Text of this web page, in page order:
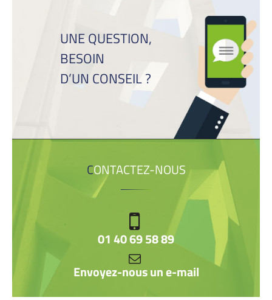
UNE QUESTION,
BESOIN
D’UN CONSEIL ?
CONTACTEZ-NOUS
01 40 69 58 89
Envoyez-nous un e-mail